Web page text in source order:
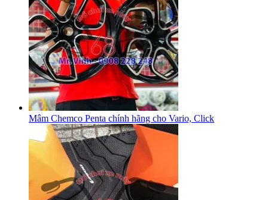
Mâm Chemco Penta chính hãng cho Vario, Click